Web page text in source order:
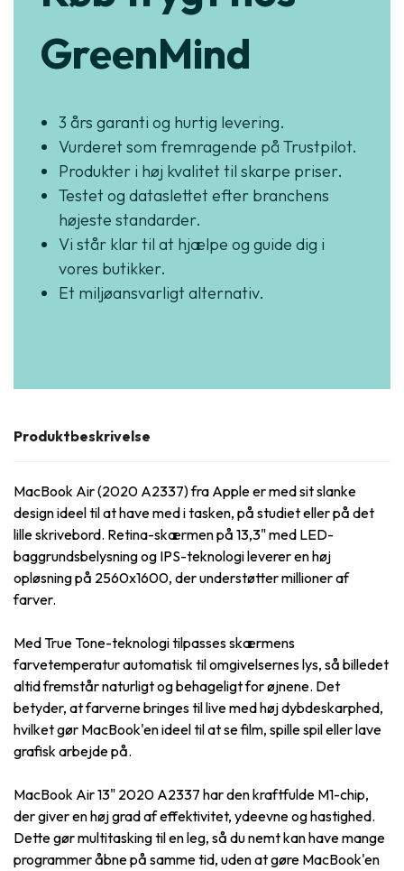
GreenMind
3 års garanti og hurtig levering.
Vurderet som fremragende på Trustpilot.
Produkter i høj kvalitet til skarpe priser.
Testet og dataslettet efter branchens
højeste standarder.
Vi står klar til at hjælpe og guide dig i
vores butikker.
Et miljøansvarligt alternativ.
Produktbeskrivelse
MacBook Air (2020 A2337) fra Apple er med sit slanke
design ideel til at have med i tasken, på studiet eller på det
lille skrivebord. Retina-skærmen på 13,3" med LED-
baggrundsbelysning og IPS-teknologi leverer en høj
opløsning på 2560x1600, der understøtter millioner af
farver.
Med True Tone-teknologi tilpasses skærmens
farvetemperatur automatisk til omgivelsernes lys, så billedet
altid fremstår naturligt og behageligt for øjnene. Det
betyder, at farverne bringes til live med høj dybdeskarphed,
hvilket gør MacBook'en ideel til at se film, spille spil eller lave
grafisk arbejde på.
MacBook Air 13" 2020 A2337 har den kraftfulde M1-chip,
der giver en høj grad af effektivitet, ydeevne og hastighed.
Dette gør multitasking til en leg, så du nemt kan have mange
programmer åbne på samme tid, uden at gøre MacBook'en